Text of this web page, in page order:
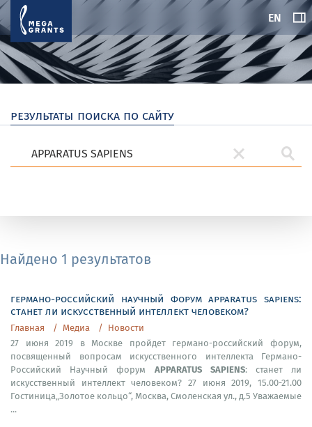
EN
результаты поиска по сайту
Найдено 1 результатов
германо-российский научный форум apparatus sapiens:
станет ли искусственный интеллект человеком?
Главная Медиа
Новости
27 июня 2019 в Москве пройдет германо-российский форум,
посвященный вопросам искусственного интеллекта Германо-
Российский Научный форум APPARATUS SAPIENS: станет ли
искусственный интеллект человеком? 27 июня 2019, 15.00-21.00
Гостиница„Золотое кольцо“, Москва, Смоленская ул., д.5 Уважаемые
...